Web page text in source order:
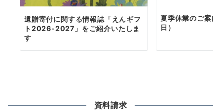
遺贈寄付に関する情報誌「えんギフ
ト2026-2027」をご紹介いたしま
す
夏季休業のご案
日）
資料請求